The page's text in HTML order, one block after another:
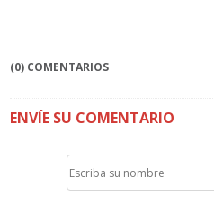
(0) COMENTARIOS
ENVÍE SU COMENTARIO